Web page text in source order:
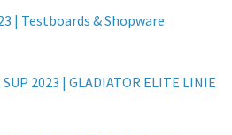
| Testboards & Shopware
2023 | GLADIATOR ELITE LINIE